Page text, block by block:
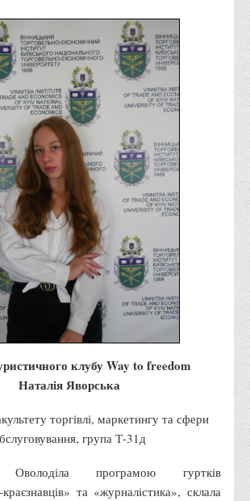
університету
ЗВО України
університету
клубу Way to freedom
Наталія Яворська
торгівлі, маркетингу та сфери
група Т-31д
програмою гуртків
краєзнавців» та «журналістика», склала